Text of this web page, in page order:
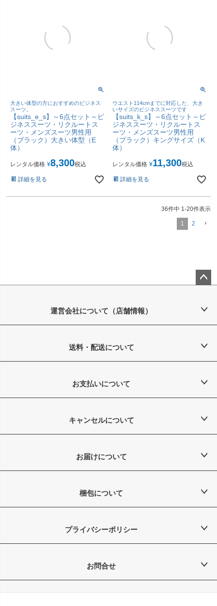
大きい体型の方におすすめのビジネス
スーツ。
【suits_e_s】～6点セット～ビ
ジネススーツ・リクルートス
ーツ・メンズスーツ男性用
（ブラック）大きい体型（E
体）
レンタル価格 ¥8,300税込
詳細を見る
ウエスト114cmまでに対応した、大き
いサイズのビジネススーツです
【suits_k_s】～6点セット～ビ
ジネススーツ・リクルートス
ーツ・メンズスーツ男性用
（ブラック）キングサイズ（K
体）
レンタル価格 ¥11,300税込
詳細を見る
36件中 1-20件表示
1 2
ップ
運営会社について（店舗情報）
送料・配送について
お支払いについて
キャンセルについて
お届けについて
梱包について
プライバシーポリシー
お問合せ